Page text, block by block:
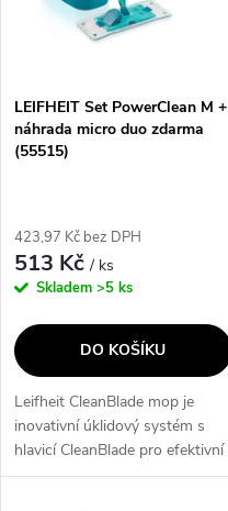
p
o
d
u
k
t
s
p
o
d
u
k
t
LEIFHEIT Set PowerClean M +
náhrada micro duo zdarma
(55515)
423,97 Kč bez DPH
513 Kč/ ks
Skladem >5 ks
DO KOŠÍKU
Leifheit CleanBlade mop je
inovativní úklidový systém s
hlavicí CleanBlade pro efektivní
čištění všech typů podlah. Díky